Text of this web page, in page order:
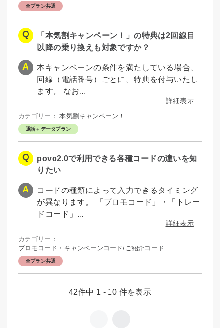
全プラン共通
「本気割キャンペーン！」の特典は2回線目
以降の乗り換えも対象ですか？
本キャンペーンの条件を満たしている場合、
回線（電話番号）ごとに、特典を付与いたし
ます。 なお...
詳細表示
カテゴリー：本気割キャンペーン！
通話＋データプラン
povo2.0で利用できる各種コードの違いを知
りたい
コードの種類によって入力できるタイミング
が異なります。 「プロモコード」・「トレー
ドコード」...
詳細表示
カテゴリー：
プロモコード・キャンペーンコード/ご紹介コード
全プラン共通
42件中 1 - 10 件を表示